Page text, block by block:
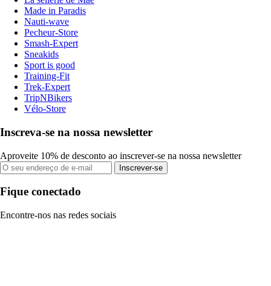
Made in Paradis
Nauti-wave
Pecheur-Store
Smash-Expert
Sneakids
Sport is good
Training-Fit
Trek-Expert
TripNBikers
Vélo-Store
Inscreva-se na nossa newsletter
Aproveite 10% de desconto ao inscrever-se na nossa newsletter
Inscrever-se
Fique conectado
Encontre-nos nas redes sociais